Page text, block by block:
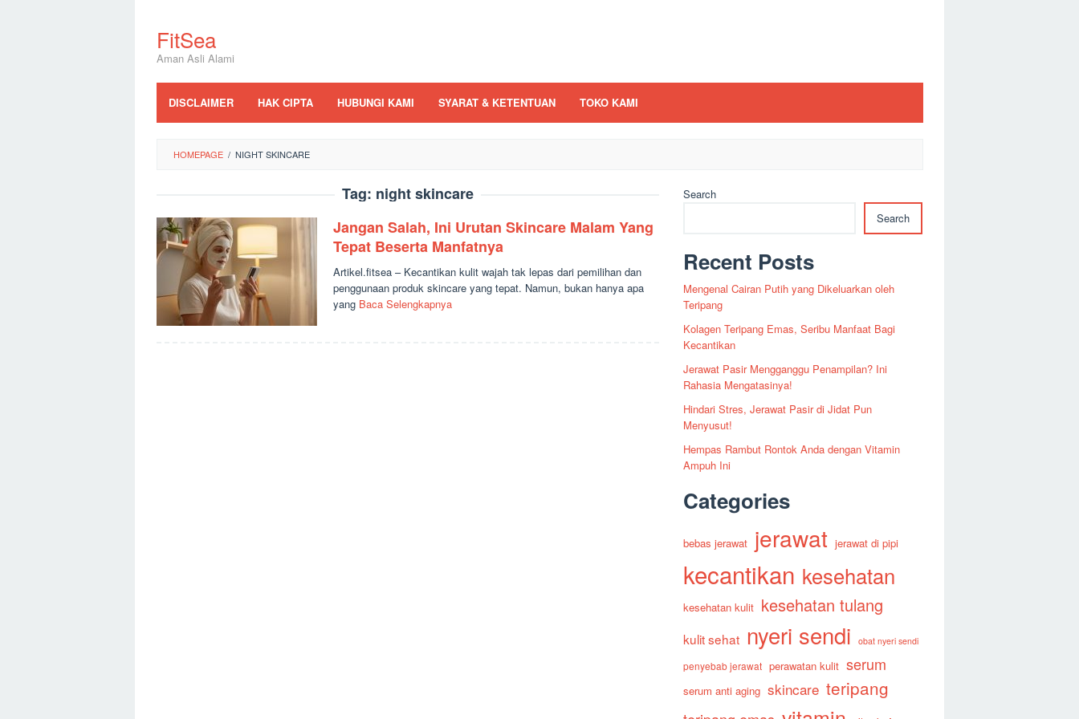
contentFitSea
Aman Asli Alami
DISCLAIMER HAK CIPTA HUBUNGI KAMI SYARAT & KETENTUAN TOKO KAMI
HOMEPAGE / NIGHT SKINCARE
Tag: night skincare
Jangan Salah, Ini Urutan Skincare Malam Yang
Tepat Beserta Manfatnya
Artikel.fitsea – Kecantikan kulit wajah tak lepas dari pemilihan dan
penggunaan produk skincare yang tepat. Namun, bukan hanya apa
yang Baca Selengkapnya
Search
Search
Recent Posts
Mengenal Cairan Putih yang Dikeluarkan oleh
Teripang
Kolagen Teripang Emas, Seribu Manfaat Bagi
Kecantikan
Jerawat Pasir Mengganggu Penampilan? Ini
Rahasia Mengatasinya!
Hindari Stres, Jerawat Pasir di Jidat Pun
Menyusut!
Hempas Rambut Rontok Anda dengan Vitamin
Ampuh Ini
Categories
bebas jerawat jerawat jerawat di pipi
kecantikan kesehatan
kesehatan kulit kesehatan tulang
kulit sehat nyeri sendi obat nyeri sendi
penyebab jerawat perawatan kulit serum
serum anti aging skincare teripang